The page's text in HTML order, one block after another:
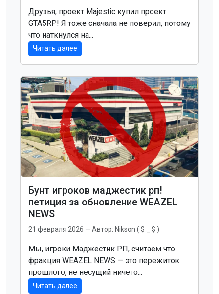
Друзья, проект Majestic купил проект
GTA5RP! Я тоже сначала не поверил, потому
что наткнулся на...
Читать далее
Бунт игроков маджестик рп!
петиция за обновление WEAZEL
NEWS
21 февраля 2026 — Автор: Nikson ( $ _ $ )
Мы, игроки Маджестик РП, считаем что
фракция WEAZEL NEWS — это пережиток
прошлого, не несущий ничего...
Читать далее